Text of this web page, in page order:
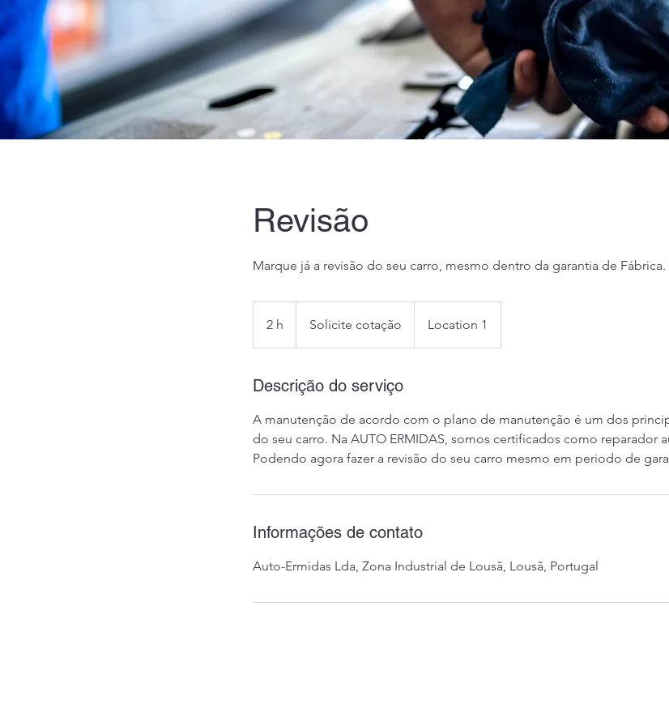
Revisão
Marque já a revisão do seu carro, mesmo dentro da garantia de Fábrica.
2 h
h
Solicite cotação Location 1
Descrição do serviço
A manutenção de acordo com o plano de manutenção é um dos
do seu carro. Na AUTO ERMIDAS, somos certificados como reparador
Podendo agora fazer a revisão do seu carro mesmo em periodo de
Informações de contato
Auto-Ermidas Lda, Zona Industrial de Lousã, Lousã, Portugal